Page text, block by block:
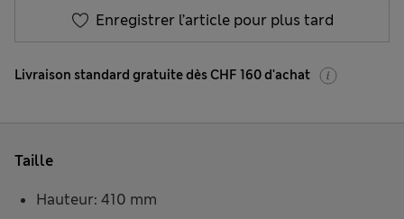
Enregistrer l’article pour plus tard
Livraison standard gratuite dès CHF 160 d'achat
Taille
Hauteur: 410 mm